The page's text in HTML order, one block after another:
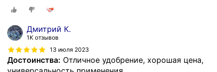
Дмитрий К.
1K отзывов
13 июля 2023
Достоинства: Отличное удобрение, хорошая цена,